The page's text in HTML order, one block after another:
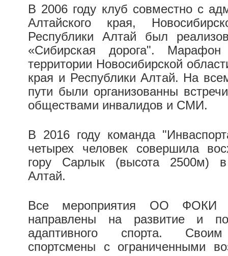
В 2006 году клуб совместно с
Алтайского края,
Республики Алтай был
«Сибирская дорога".
территории Новосибирской
края и Республики Алтай. На
пути были организованны
обществами инвалидов и СМИ.
В 2016 году команда
четырех человек совершила
гору Сарлык (высота 2500м) в
Алтай.
Все мероприятия ОО ФОКИ
направлены на развитие и
адаптивного спорта.
спортсмены с ограниченными